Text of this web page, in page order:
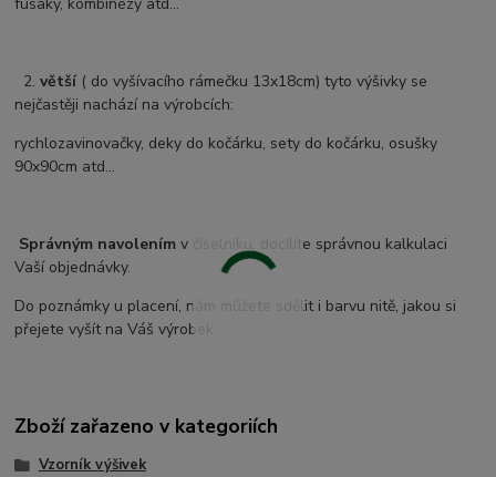
2.větší ( do vyšívacího rámečku 13x18cm) tyto výšivky se
nejčastěji nachází na výrobcích:
rychlozavinovačky, deky do kočárku, sety do kočárku, osušky
90x90cm atd...
Správným navolením v číselníku, docílíte správnou kalkulaci
Vaší objednávky.
Do poznámky u placení, nám můžete sdělit i barvu nitě, jakou si
přejete vyšít na Váš výrobek.
Zboží zařazeno v kategoriích
Vzorník výšivek